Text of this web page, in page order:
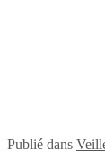
Publié dans